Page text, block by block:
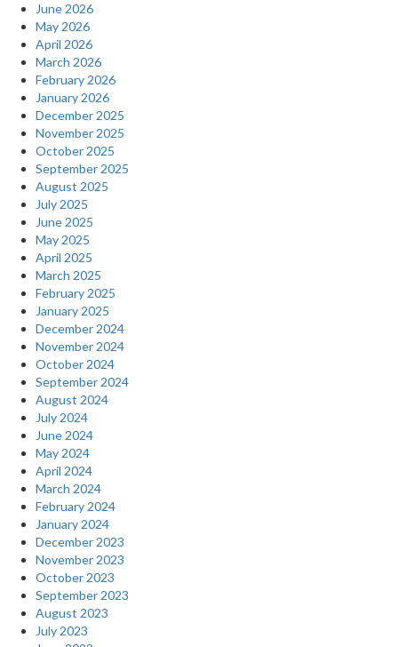
June 2026
May 2026
April 2026
March 2026
February 2026
January 2026
December 2025
November 2025
October 2025
September 2025
August 2025
July 2025
June 2025
May 2025
April 2025
March 2025
February 2025
January 2025
December 2024
November 2024
October 2024
September 2024
August 2024
July 2024
June 2024
May 2024
April 2024
March 2024
February 2024
January 2024
December 2023
November 2023
October 2023
September 2023
August 2023
July 2023